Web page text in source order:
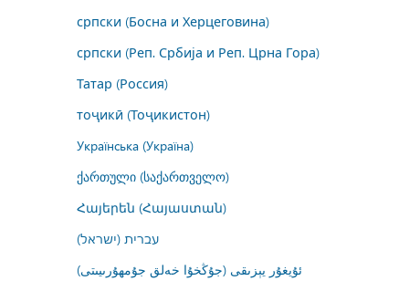
српски (Босна и Херцеговина)
српски (Реп. Србија и Реп. Црна Гора)
Татар (Россия)
тоҷикӣ (Тоҷикистон)
Українська (Україна)
ქართული (საქართველო)
Հայերեն (Հայաստան)
עברית (ישראל)
ئۇيغۇر يېزىقى (جۇڭخۇا خەلق جۇمھۇرىيىتى)